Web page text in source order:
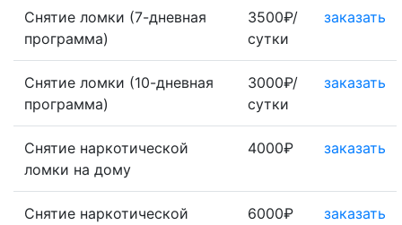
Снятие ломки (7-дневная
программа)
3500₽/
сутки
заказать
Снятие ломки (10-дневная
программа)
3000₽/
сутки
заказать
Снятие наркотической
ломки на дому
4000₽ заказать
Снятие наркотической
6000₽ заказать